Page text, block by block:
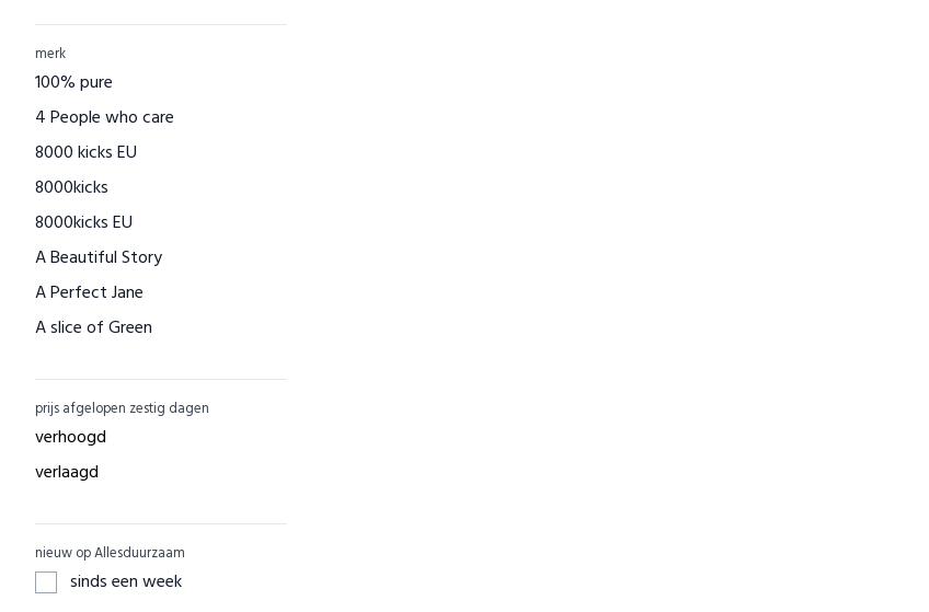
Bamigo
CAYBOO
Green Jump
Houtenspeelgoed-shop.nl
Menstruatiecups.nl
Natural Heroes
Waschbär
Big Green Smile
Little Indians
GreenPicnic
Nature's Gift
Dille & Kamille
ZO Schoon
Yarrah
merk
100% pure
4 People who care
8000 kicks EU
8000kicks
8000kicks EU
A Beautiful Story
A Perfect Jane
A slice of Green
ACBC
ACE
ADUH
AGAZI
prijs afgelopen zestig dagen
verhoogd
verlaagd
nieuw op Allesduurzaam
sinds een week